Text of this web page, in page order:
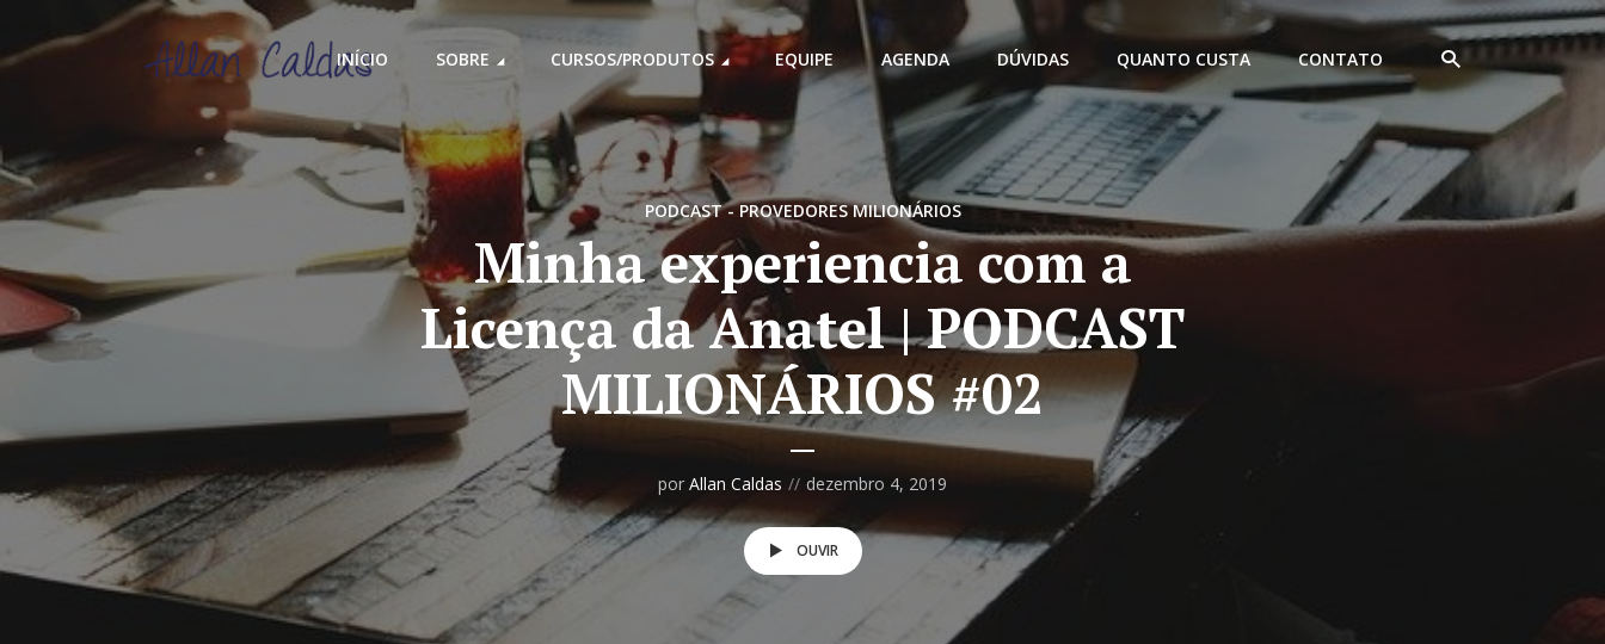
INÍCIO SOBRE CURSOS/PRODUTOS EQUIPE AGENDA DÚVIDAS QUANTO CUSTA CONTATO
PODCAST - PROVEDORES MILIONÁRIOS
Minha experiencia com a
Licença da Anatel | PODCAST
MILIONÁRIOS #02
por Allan Caldas dezembro 4, 2019
OUVIR